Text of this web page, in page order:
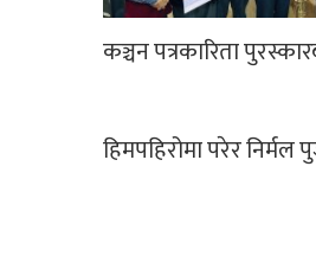
कञ्चन पत्रकारिता
हिमपहिरोमा परेर निर्मल